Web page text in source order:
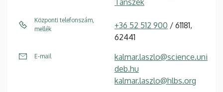
Tanszék
Központi telefonszám,
mellék
+36 52 512 900 / 61181,
62441
E-mail
kalmar.laszlo@science.uni
deb.hu
kalmar.laszlo@hlbs.org